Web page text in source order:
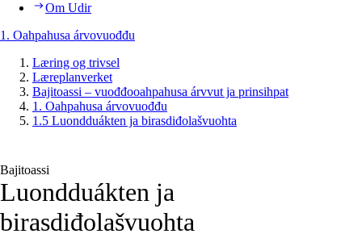
Om Udir
1. Oahpahusa árvovuođđu
Læring og trivsel
Læreplanverket
Bajitoassi – vuođđooahpahusa árvvut ja prinsihpat
1. Oahpahusa árvovuođđu
1.5 Luondduákten ja birasdiđolašvuohta
Bajitoassi
Luondduákten ja
birasdiđolašvuohta